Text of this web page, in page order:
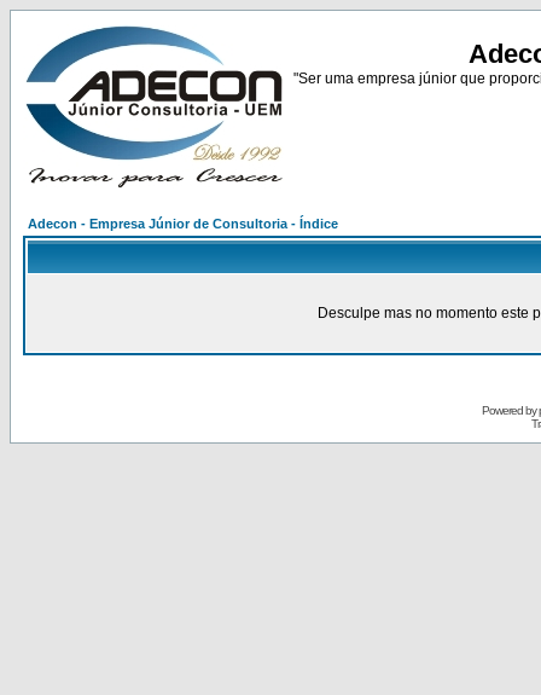
"Ser uma empresa júnior que
Adecon - Empresa Júnior de Consultoria - Índice
Desculpe mas no momento este
Powered by